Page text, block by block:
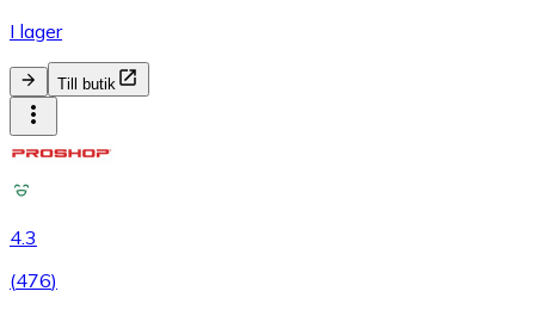
I lager
Till butik
4.3
(476)